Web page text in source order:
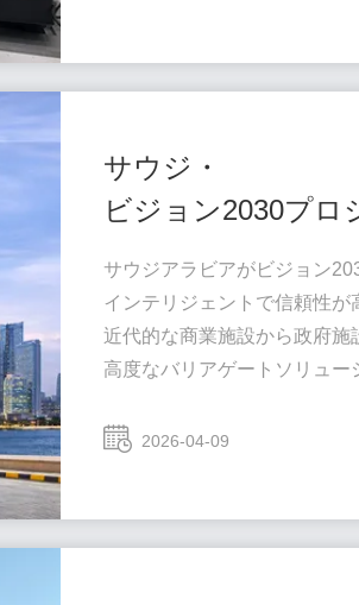
サウジ・
ビジョン2030プ
サウジアラビアがビジョン
インテリジェントで信頼性
近代的な商業施設から政府施
高度なバリアゲートソリュー
サウジビジョン2030プロジェ
2026-04-09